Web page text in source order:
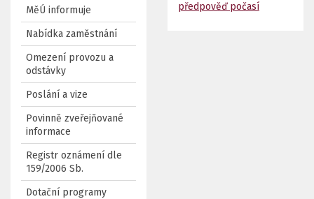
MěÚ informuje
Nabídka zaměstnání
Omezení provozu a
odstávky
Poslání a vize
Povinně zveřejňované
informace
Registr oznámení dle
159/2006 Sb.
Dotační programy
předpověď počasí